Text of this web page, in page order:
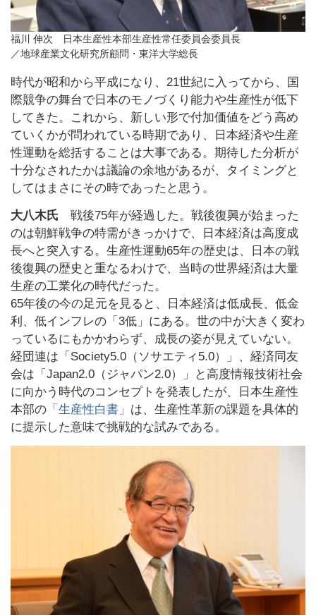
福川 伸次 日本生産性本部生産性常任委員会委員長
／地球産業文化研究所顧問・東洋大学総長
時代が昭和から平成になり、21世紀に入ってから、国
際競争の舞台で日本のモノづくり能力や生産性が低下
してきた。これから、新しい形で付加価値をどう高め
ていくかが問われている時期であり、日本経済や生産
性運動を総括することは大事である。期待した分析が
十分なされたかは議論の余地があるが、タイミングと
してはまさにその時であったと思う。
大八木氏 戦後75年が経過した。戦後復興が始まった
のは朝鮮戦争の特需がきっかけで、日本経済は高度成
長へと突入する。生産性運動65年の歴史は、日本の戦
後復興の歴史と重なるわけで、当時の世界経済は大量
生産の工業化の時代だった。
65年後の今の足元を見ると、日本経済は低成長、低金
利、低インフレの「3低」にある。世の中が大きく変わ
っているにもかかわらず、成長の姿が見えていない。
経団連は「Society5.0（ソサエティ5.0）」、経済同友
会は「Japan2.0（ジャパン2.0）」と高度情報技術社会
に向かう時代のコンセプトを発表したが、日本生産性
本部の 「生産性白書」 は、生産性革新の課題を具体的
に提示した意味で挑戦的な試みである。